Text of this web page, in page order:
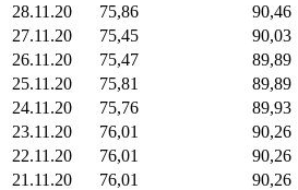
28.11.20
75,86
90,46
27.11.20
75,45
90,03
26.11.20
75,47
89,89
25.11.20
75,81
89,89
24.11.20
75,76
89,93
23.11.20
76,01
90,26
22.11.20
76,01
90,26
21.11.20
76,01
90,26